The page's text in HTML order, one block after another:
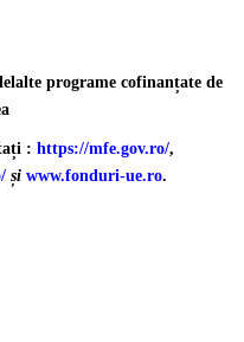
programe cofinanțate de
: https://mfe.gov.ro/,
și www.fonduri-ue.ro.